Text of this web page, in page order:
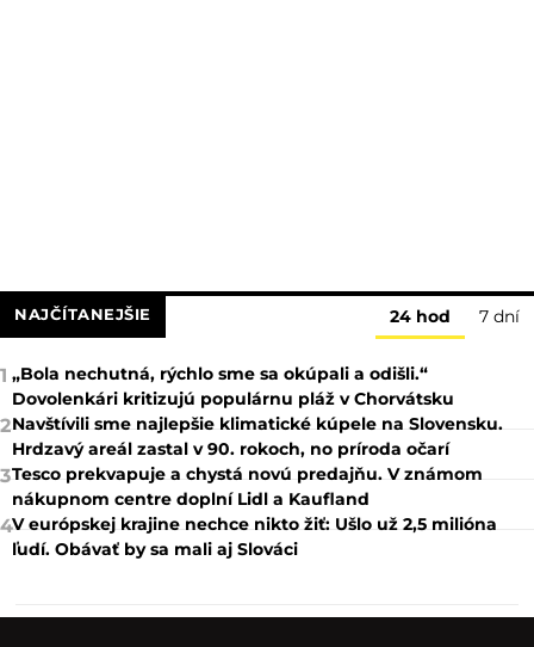
NAJČÍTANEJŠIE 24 hod 7 dní
1 „Bola nechutná, rýchlo sme sa okúpali a odišli.“
Dovolenkári kritizujú populárnu pláž v Chorvátsku
2Navštívili sme najlepšie klimatické kúpele na Slovensku.
Hrdzavý areál zastal v 90. rokoch, no príroda očarí
3Tesco prekvapuje a chystá novú predajňu. V známom
nákupnom centre doplní Lidl a Kaufland
4V európskej krajine nechce nikto žiť: Ušlo už 2,5 milióna
ľudí. Obávať by sa mali aj Slováci